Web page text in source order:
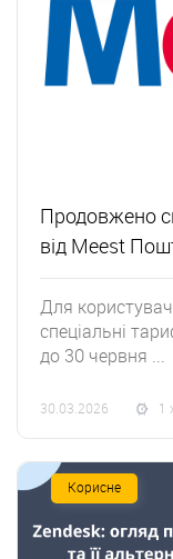
Продовжено
від Meest
Для
спеціальні
до 30 червня ...
30.03.2026 1
Корисне